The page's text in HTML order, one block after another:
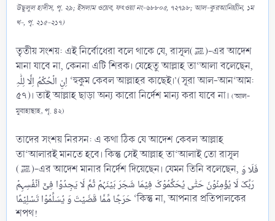
উছূলুল হাদীস, পৃ. ২৯; ইসলাম ওয়েব, ফৎওয়া নং-৬৮৮০৫, ৭২৭৯৮; আল-কুরআনিয়্যীন, ১ম
খ-, পৃ. ২১৫-২১৭)
তৃতীয় সংশয়: এই নির্বোধেরা বলে থাকে যে, রাসূল(ﷺ)-এর আদেশ
মানা যাবে না, কেননা এটি শিরক। যেহেতু আল্লাহ তা‘আলা বলেছেন,
اِنِ الۡحُکۡمُ اِلَّا لِلّٰہِ ‘হুকুম কেবল আল্লাহর কাছেই।’(সূরা আল-আন‘আম:
৫৭)। তাই আল্লাহ ছাড়া অন্য কারো নির্দেশ মান্য করা যাবে না। (আল-
মুবাহাছাহ, পৃ. ৪২)
তাদের সংশয় নিরসন: এ কথা ঠিক যে আদেশ কেবল আল্লাহ
তা‘আলারই মানতে হবে। কিন্তু সেই আল্লাহ তা‘আলাই তো রাসূল
(ﷺ)-এর আদেশ মানার নির্দেশ দিয়েছেন। যেমন তিনি বলেছেন, فَلَا وَ
رَبِّکَ لَا یُؤۡمِنُوۡنَ حَتّٰی یُحَکِّمُوۡکَ فِیۡمَا شَجَرَ بَیۡنَہُمۡ ثُمَّ لَا یَجِدُوۡا فِیۡۤ اَنۡفُسِہِمۡ
حَرَجًا مِّمَّا قَضَیۡتَ وَ یُسَلِّمُوۡا تَسۡلِیۡمًا ‘কিন্তু না, আপনার প্রতিপালকের
শপথ!